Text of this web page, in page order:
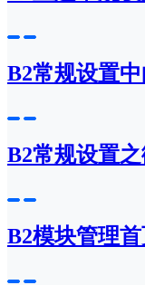
B2常规设置
B2常规设置
B2模块管理